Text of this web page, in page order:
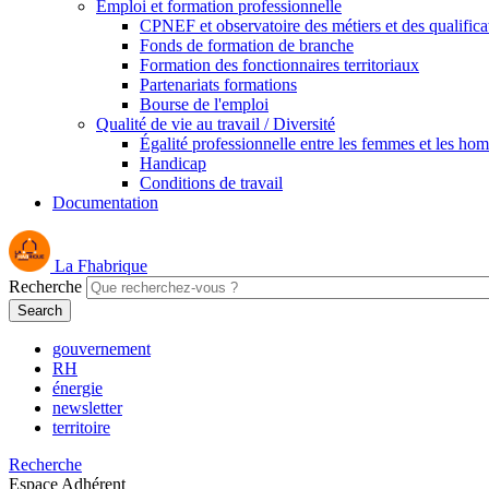
Emploi et formation professionnelle
CPNEF et observatoire des métiers et des
Fonds de formation de branche
Formation des fonctionnaires territoriaux
Partenariats formations
Bourse de l'emploi
Qualité de vie au travail / Diversité
Égalité professionnelle entre les femmes et les
Handicap
Conditions de travail
Documentation
La Fhabrique
Recherche
gouvernement
RH
énergie
newsletter
territoire
Recherche
Espace Adhérent